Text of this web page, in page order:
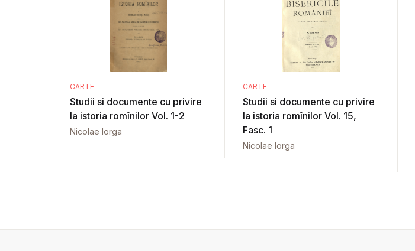
CARTE
Studii si documente cu privire
la istoria romînilor Vol. 1-2
Nicolae Iorga
CARTE
Studii si documente cu privire
la istoria romînilor Vol. 15,
Fasc. 1
Nicolae Iorga